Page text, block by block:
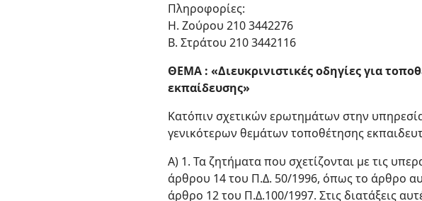
Πληροφορίες:
Η. Ζούρου 210 3442276
Β. Στράτου 210 3442116
ΘΕΜΑ : «Διευκρινιστικές οδηγίες για
εκπαίδευσης»
Κατόπιν σχετικών ερωτημάτων στην
γενικότερων θεμάτων τοποθέτησης
Α) 1. Τα ζητήματα που σχετίζονται με τις
άρθρου 14 του Π.Δ. 50/1996, όπως το άρθρο
άρθρο 12 του Π.Δ.100/1997. Στις διατάξεις